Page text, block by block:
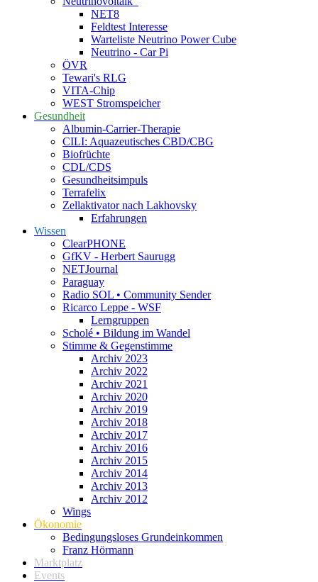
NET8
Feldtest Interesse
Warteliste Neutrino Power Cube
Neutrino - Car Pi
ÖVR
Tewari's RLG
VITA-Chip
WEST Stromspeicher
Gesundheit
Albumin-Carrier-Therapie
CILI: Aquazeutisches CBD/CBG
Biofrüchte
CDL/CDS
Gesundheitsimpuls
Terrafelix
Zellaktivator nach Lakhovsky
Erfahrungen
Wissen
ClearPHONE
GfKV - Herbert Saurugg
NETJournal
Paraguay
Radio SOL • Community Sender
Ricarco Leppe - WSF
Lerngruppen
Scholé • Bildung im Wandel
Stimme & Gegenstimme
Archiv 2023
Archiv 2022
Archiv 2021
Archiv 2020
Archiv 2019
Archiv 2018
Archiv 2017
Archiv 2016
Archiv 2015
Archiv 2014
Archiv 2013
Archiv 2012
Wings
Ökonomie
Bedingungsloses Grundeinkommen
Franz Hörmann
Marktplatz
Events